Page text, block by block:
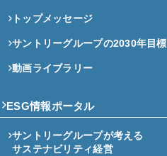
トップメッセージ
サントリーグループの2030年目標
動画ライブラリー
ESG情報ポータル
サントリーグループが考える
サステナビリティ経営